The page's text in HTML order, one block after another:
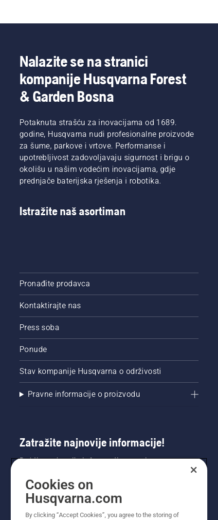
Nalazite se na stranici
kompanije Husqvarna Forest
& Garden Bosna
Potaknuta strašću za inovacijama od 1689.
godine, Husqvarna nudi profesionalne proizvode
za šume, parkove i vrtove. Performanse i
upotrebljivost zadovoljavaju sigurnost i brigu o
okolišu u našim vodećim inovacijama, gdje
prednjače baterijska rješenja i robotika.
Istražite naš asortiman
Pronađite prodavca
Kontaktirajte nas
Press soba
Ponude
Stav kompanije Husqvarna o održivosti
Pravne informacije o proizvodu
Zatražite najnovije informacije!
Dobijte najnovije informacije o novim
toga. Ovdje se registrirajte za naš bilten.
Cookies on
Husqvarna.com
By clicking “Accept Cookies”, you agree to the storing of